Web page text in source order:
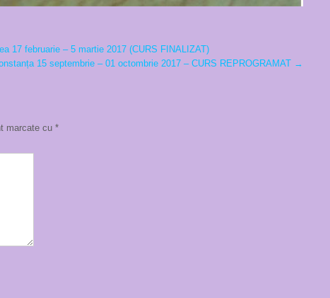
17 februarie – 5 martie 2017 (CURS FINALIZAT)
15 septembrie – 01 octombrie 2017 – CURS REPROGRAMAT →
marcate cu *